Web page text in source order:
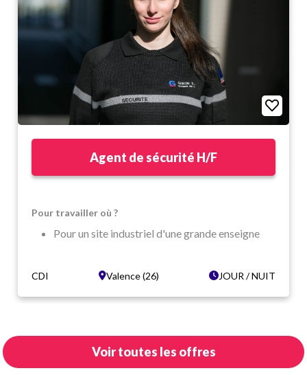
Agent de sécurité H/F
Pour travailler où ?
Pour un site industriel d'une grande enseigne
Valence (26)
Dans quelles conditions ?
Vacations de jour et/ou nuit , week-end et jours
CDI Valence (26) JOUR / NUIT
Voir toutes les offres